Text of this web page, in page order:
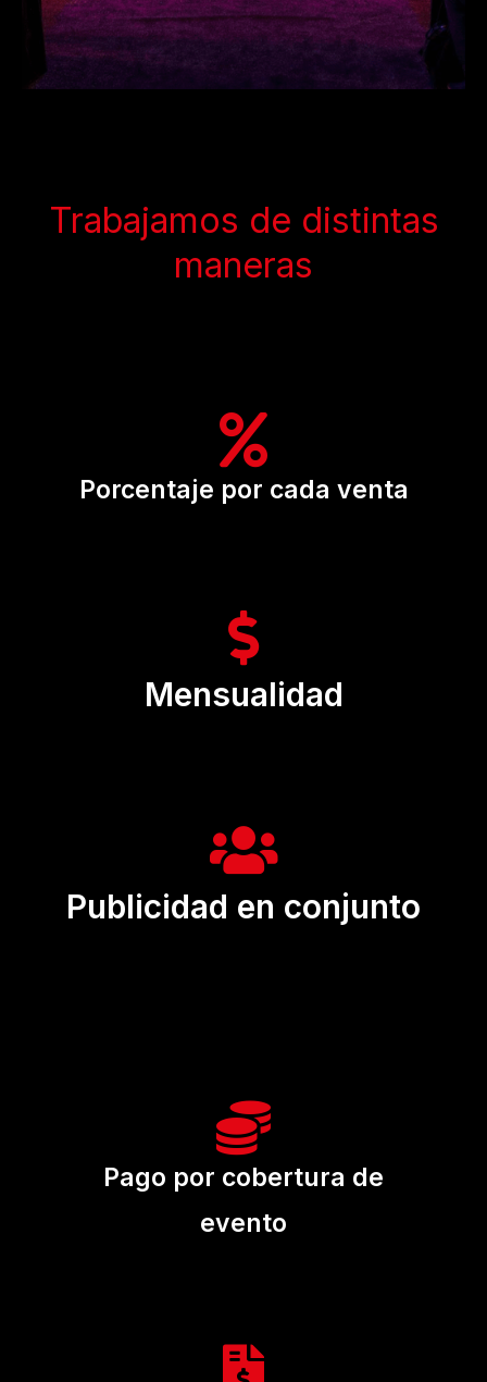
Trabajamos de distintas
maneras
Porcentaje por cada venta
Mensualidad
Publicidad en conjunto
Pago por cobertura de
evento